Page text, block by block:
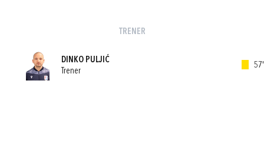
TRENER
DINKO PULJIĆ
Trener
57'